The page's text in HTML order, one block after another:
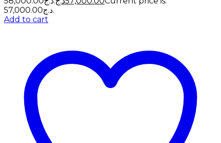
57,000.00د.ج.
Add to cart